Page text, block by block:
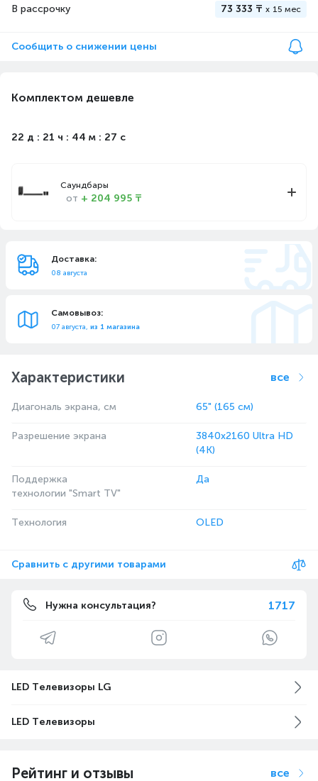
В рассрочку 73 333 ₸ x 15 мес
Сообщить о снижении цены
Комплектом дешевле
22 д : 21 ч : 44 м : 26 с
Саундбары
от + 204 995 ₸
Доставка:
08 августа
Самовывоз:
07 августа, из 1 магазина
Характеристики все
Диагональ экрана, см 65" (165 см)
Разрешение экрана
3840x2160 Ultra HD
(4K)
Поддержка
технологии "Smart TV"
Да
Технология OLED
Сравнить с другими товарами
Нужна консультация? 1717
LED Телевизоры LG
LED Телевизоры
Рейтинг и отзывы все